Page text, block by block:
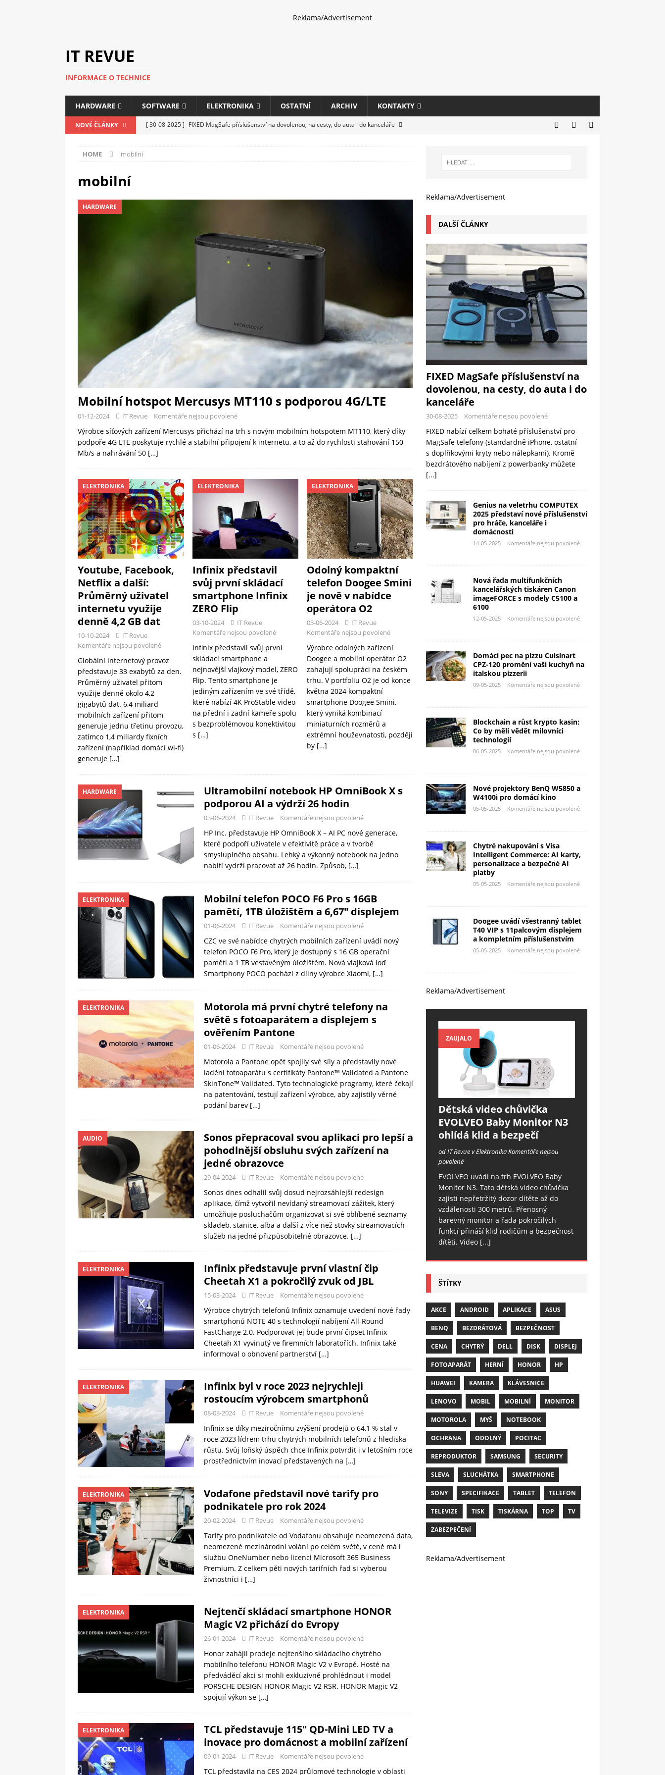
Reklama/Advertisement
IT REVUE
INFORMACE O TECHNICE
HARDWARE SOFTWARE ELEKTRONIKA OSTATNÍ ARCHIV KONTAKTY
NOVÉ ČLÁNKY [ 30-08-2025 ] FIXED MagSafe příslušenství na dovolenou, na cesty, do auta i do kanceláře
Blockchain a růst krypto kasin: Co by měli vědět milovníci technologií
HOME mobilní
mobilní
HARDWARE
Mobilní hotspot Mercusys MT110 s podporou 4G/LTE
01-12-2024 IT Revue Komentáře nejsou povolené
Výrobce síťových zařízení Mercusys přichází na trh s novým mobilním hotspotem MT110, který díky
podpoře 4G LTE poskytuje rychlé a stabilní připojení k internetu, a to až do rychlosti stahování 150
Mb/s a nahrávání 50 […]
ELEKTRONIKA
Youtube, Facebook,
Netflix a další:
Průměrný uživatel
internetu využije
denně 4,2 GB dat
10-10-2024
IT Revue
Komentáře nejsou povolené
Globální internetový provoz
představuje 33 exabytů za den.
Průměrný uživatel přitom
využije denně okolo 4,2
gigabytů dat. 6,4 miliard
mobilních zařízení přitom
generuje jednu třetinu provozu,
zatímco 1,4 miliardy fixních
zařízení (například domácí wi-fi)
generuje […]
ELEKTRONIKA
Infinix představil
svůj první skládací
smartphone Infinix
ZERO Flip
03-10-2024
IT Revue
Komentáře nejsou povolené
Infinix představil svůj první
skládací smartphone a
nejnovější vlajkový model, ZERO
Flip. Tento smartphone je
jediným zařízením ve své třídě,
které nabízí 4K ProStable video
na přední i zadní kameře spolu
s bezproblémovou konektivitou
s […]
ELEKTRONIKA
Odolný kompaktní
telefon Doogee Smini
je nově v nabídce
operátora O2
03-06-2024
IT Revue
Komentáře nejsou povolené
Výrobce odolných zařízení
Doogee a mobilní operátor O2
zahajují spolupráci na českém
trhu. V portfoliu O2 je od konce
května 2024 kompaktní
smartphone Doogee Smini,
který vyniká kombinací
miniaturních rozměrů a
extrémní houževnatosti, později
by […]
HARDWARE
Ultramobilní notebook HP OmniBook X s
podporou AI a výdrží 26 hodin
03-06-2024 IT Revue Komentáře nejsou povolené
HP Inc. představuje HP OmniBook X – AI PC nové generace,
které podpoří uživatele v efektivitě práce a v tvorbě
smysluplného obsahu. Lehký a výkonný notebook na jedno
nabití vydrží pracovat až 26 hodin. Způsob, […]
ELEKTRONIKA
Mobilní telefon POCO F6 Pro s 16GB
pamětí, 1TB úložištěm a 6,67″ displejem
01-06-2024 IT Revue Komentáře nejsou povolené
CZC ve své nabídce chytrých mobilních zařízení uvádí nový
telefon POCO F6 Pro, který je dostupný s 16 GB operační
paměti a 1 TB vestavěným úložištěm. Nová vlajková loď
Smartphony POCO pochází z dílny výrobce Xiaomi, […]
ELEKTRONIKA
Motorola má první chytré telefony na
světě s fotoaparátem a displejem s
ověřením Pantone
01-06-2024 IT Revue Komentáře nejsou povolené
Motorola a Pantone opět spojily své síly a představily nové
ladění fotoaparátu s certifikáty Pantone™ Validated a Pantone
SkinTone™ Validated. Tyto technologické programy, které čekají
na patentování, testují zařízení výrobce, aby zajistily věrné
podání barev […]
AUDIO
Sonos přepracoval svou aplikaci pro lepší a
pohodlnější obsluhu svých zařízení na
jedné obrazovce
29-04-2024 IT Revue Komentáře nejsou povolené
Sonos dnes odhalil svůj dosud nejrozsáhlejší redesign
aplikace, čímž vytvořil nevídaný streamovací zážitek, který
umožňuje posluchačům organizovat si své oblíbené seznamy
skladeb, stanice, alba a další z více než stovky streamovacích
služeb na jedné přizpůsobitelné obrazovce. […]
ELEKTRONIKA
Infinix představuje první vlastní čip
Cheetah X1 a pokročilý zvuk od JBL
15-03-2024 IT Revue Komentáře nejsou povolené
Výrobce chytrých telefonů Infinix oznamuje uvedení nové řady
smartphonů NOTE 40 s technologií nabíjení All-Round
FastCharge 2.0. Podporovat jej bude první čipset Infinix
Cheetah X1 vyvinutý ve firemních laboratořích. Infinix také
informoval o obnovení partnerství […]
ELEKTRONIKA
Infinix byl v roce 2023 nejrychleji
rostoucím výrobcem smartphonů
08-03-2024 IT Revue Komentáře nejsou povolené
Infinix se díky meziročnímu zvýšení prodejů o 64,1 % stal v
roce 2023 lídrem trhu chytrých mobilních telefonů z hlediska
růstu. Svůj loňský úspěch chce Infinix potvrdit i v letošním roce
prostřednictvím inovací představených na […]
ELEKTRONIKA
Vodafone představil nové tarify pro
podnikatele pro rok 2024
20-02-2024 IT Revue Komentáře nejsou povolené
Tarify pro podnikatele od Vodafonu obsahuje neomezená data,
neomezené mezinárodní volání po celém světě, v ceně má i
službu OneNumber nebo licenci Microsoft 365 Business
Premium. Z celkem pěti nových tarifních řad si vyberou
živnostníci i […]
ELEKTRONIKA
Nejtenčí skládací smartphone HONOR
Magic V2 přichází do Evropy
26-01-2024 IT Revue Komentáře nejsou povolené
Honor zahájil prodeje nejtenšího skládacího chytrého
mobilního telefonu HONOR Magic V2 v Evropě. Hosté na
předváděcí akci si mohli exkluzivně prohlédnout i model
PORSCHE DESIGN HONOR Magic V2 RSR. HONOR Magic V2
spojují výkon se […]
ELEKTRONIKA
TCL představuje 115″ QD-Mini LED TV a
inovace pro domácnost a mobilní zařízení
09-01-2024 IT Revue Komentáře nejsou povolené
TCL představila na CES 2024 průlomové technologie v oblasti
Reklama/Advertisement
DALŠÍ ČLÁNKY
FIXED MagSafe příslušenství na
dovolenou, na cesty, do auta i do
kanceláře
30-08-2025 Komentáře nejsou povolené
FIXED nabízí celkem bohaté příslušenství pro
MagSafe telefony (standardně iPhone, ostatní
s doplňkovými kryty nebo nálepkami). Kromě
bezdrátového nabíjení z powerbanky můžete
[...]
Genius na veletrhu COMPUTEX
2025 představí nové příslušenství
pro hráče, kanceláře i
domácnosti
14-05-2025 Komentáře nejsou povolené
Nová řada multifunkčních
kancelářských tiskáren Canon
imageFORCE s modely C5100 a
6100
12-05-2025 Komentáře nejsou povolené
Domácí pec na pizzu Cuisinart
CPZ-120 promění vaši kuchyň na
italskou pizzerii
09-05-2025 Komentáře nejsou povolené
Blockchain a růst krypto kasin:
Co by měli vědět milovníci
technologií
06-05-2025 Komentáře nejsou povolené
Nové projektory BenQ W5850 a
W4100i pro domácí kino
05-05-2025 Komentáře nejsou povolené
Chytré nakupování s Visa
Intelligent Commerce: AI karty,
personalizace a bezpečné AI
platby
05-05-2025 Komentáře nejsou povolené
Doogee uvádí všestranný tablet
T40 VIP s 11palcovým displejem
a kompletním příslušenstvím
05-05-2025 Komentáře nejsou povolené
Reklama/Advertisement
ZAUJALO
Dětská video chůvička
EVOLVEO Baby Monitor N3
ohlídá klid a bezpečí
od IT Revue v ElektronikaKomentáře nejsou
povolené
EVOLVEO uvádí na trh EVOLVEO Baby
Monitor N3. Tato dětská video chůvička
zajistí nepřetržitý dozor dítěte až do
vzdálenosti 300 metrů. Přenosný
barevný monitor a řada pokročilých
funkcí přináší klid rodičům a bezpečnost
dítěti. Video [...]
ŠTÍTKY
AKCE ANDROID APLIKACE ASUS
BENQ BEZDRÁTOVÁ BEZPEČNOST
CENA CHYTRÝ DELL DISK DISPLEJ
FOTOAPARÁT HERNÍ HONOR HP
HUAWEI KAMERA KLÁVESNICE
LENOVO MOBIL MOBILNÍ MONITOR
MOTOROLA MYŠ NOTEBOOK
OCHRANA ODOLNÝ POCITAC
REPRODUKTOR SAMSUNG SECURITY
SLEVA SLUCHÁTKA SMARTPHONE
SONY SPECIFIKACE TABLET TELEFON
TELEVIZE TISK TISKÁRNA TOP TV
ZABEZPEČENÍ
Reklama/Advertisement